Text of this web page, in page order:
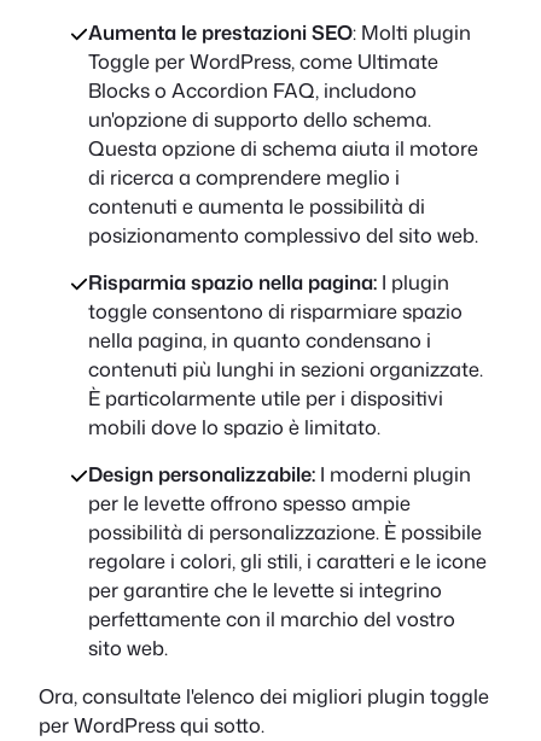
Aumenta le prestazioni SEO: Molti plugin
Toggle per WordPress, come Ultimate
Blocks o Accordion FAQ, includono
un'opzione di supporto dello schema.
Questa opzione di schema aiuta il motore
di ricerca a comprendere meglio i
contenuti e aumenta le possibilità di
posizionamento complessivo del sito web.
Risparmia spazio nella pagina:I plugin
toggle consentono di risparmiare spazio
nella pagina, in quanto condensano i
contenuti più lunghi in sezioni organizzate.
È particolarmente utile per i dispositivi
mobili dove lo spazio è limitato.
Design personalizzabile:I moderni plugin
per le levette offrono spesso ampie
possibilità di personalizzazione. È possibile
regolare i colori, gli stili, i caratteri e le icone
per garantire che le levette si integrino
perfettamente con il marchio del vostro
sito web.
Ora, consultate l'elenco dei migliori plugin toggle
per WordPress qui sotto.